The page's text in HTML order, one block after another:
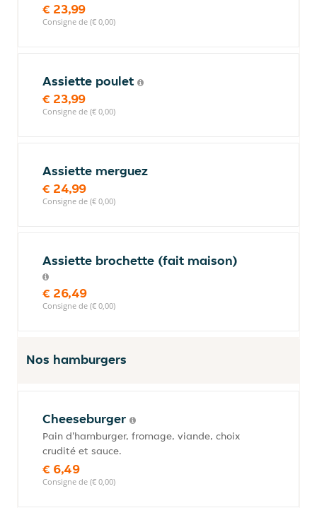
€ 23,99
Consigne de (€ 0,00)
Assiette poulet
€ 23,99
Consigne de (€ 0,00)
Assiette merguez
€ 24,99
Consigne de (€ 0,00)
Assiette brochette (fait maison)
€ 26,49
Consigne de (€ 0,00)
Nos hamburgers
Cheeseburger
Pain d'hamburger, fromage, viande, choix
crudité et sauce.
€ 6,49
Consigne de (€ 0,00)